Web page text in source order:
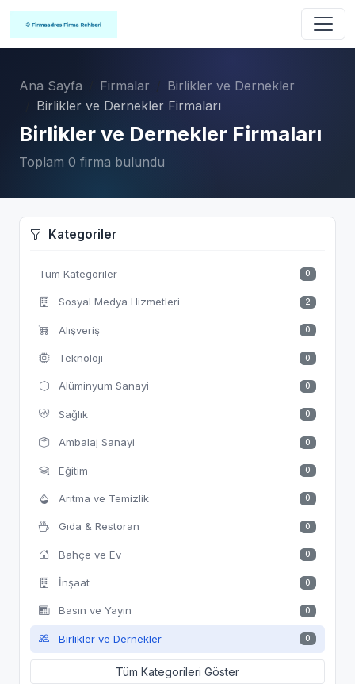
Ana Sayfa Firmalar
Birlikler ve Dernekler
Birlikler ve Dernekler Firmaları
Birlikler ve Dernekler Firmaları
Toplam 0 firma bulundu
Kategoriler
Tüm Kategoriler 0
Sosyal Medya Hizmetleri 2
Alışveriş 0
Teknoloji 0
Alüminyum Sanayi 0
Sağlık 0
Ambalaj Sanayi 0
Eğitim 0
Arıtma ve Temizlik 0
Gıda & Restoran 0
Bahçe ve Ev 0
İnşaat 0
Basın ve Yayın 0
Birlikler ve Dernekler 0
Tüm Kategorileri Göster